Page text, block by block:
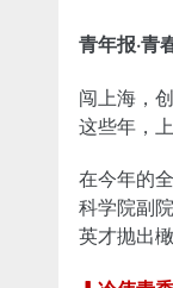
青年报·青
闯上海，
这些年，
在今年的
科学院副
英才抛出